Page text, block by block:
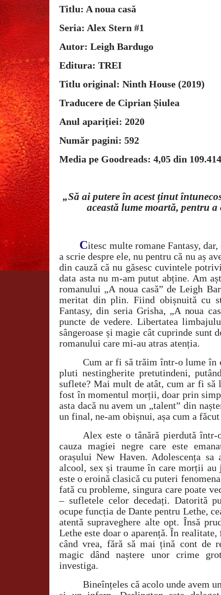
Titlu: A noua casă
Seria: Alex Stern #1
Autor: Leigh Bardugo
Editura: TREI
Titlu original: Ninth House (2019)
Traducere de Ciprian Șiulea
Anul apariției: 2020
Număr pagini: 592
Media pe Goodreads: 4,05 din
„Să ai putere în acest ținut
această lume moartă, pentru a
Citesc multe romane Fantasy,
a scrie despre ele, nu pentru că nu aș
din cauză că nu găsesc cuvintele
data asta nu m-am putut abține. Am
romanului „A noua casă” de Leigh
meritat din plin. Fiind obișnuită cu
Fantasy, din seria Grisha, „A noua
puncte de vedere. Libertatea
sângeroase și magie cât cuprinde sunt
romanului care mi-au atras atenția.
Cum ar fi să trăim într-o lume în
pluti nestingherite pretutindeni,
suflete? Mai mult de atât, cum ar fi să
fost în momentul morții, doar prin
asta dacă nu avem un „talent” din
un final, ne-am obișnui, așa cum a
Alex este o tânără pierdută
cauza magiei negre care este
orașului New Haven. Adolescența
alcool, sex și traume în care morții au
este o eroină clasică cu puteri
fată cu probleme, singura care poate
– sufletele celor decedați. Datorită
ocupe funcția de Dante pentru Lethe,
atentă supraveghere alte opt. Însă
Lethe este doar o aparență. În
când vrea, fără să mai țină cont de
magic dând naștere unor crime
investiga.
Bineînțeles că acolo unde avem